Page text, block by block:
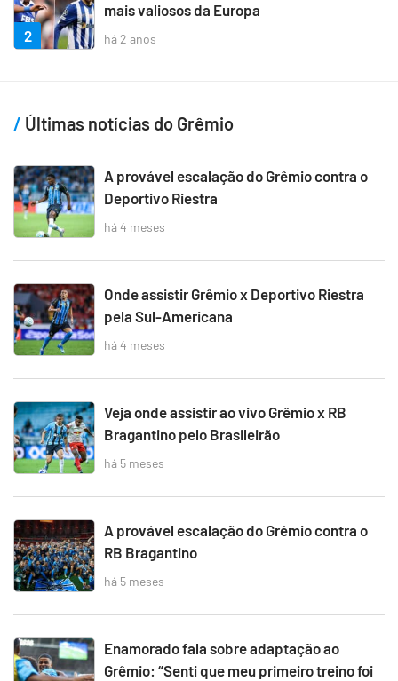
2
mais valiosos da Europa
há 2 anos
Últimas notícias do Grêmio
A provável escalação do Grêmio contra o
Deportivo Riestra
há 4 meses
Onde assistir Grêmio x Deportivo Riestra
pela Sul-Americana
há 4 meses
Veja onde assistir ao vivo Grêmio x RB
Bragantino pelo Brasileirão
há 5 meses
A provável escalação do Grêmio contra o
RB Bragantino
há 5 meses
Enamorado fala sobre adaptação ao
Grêmio: “Senti que meu primeiro treino foi